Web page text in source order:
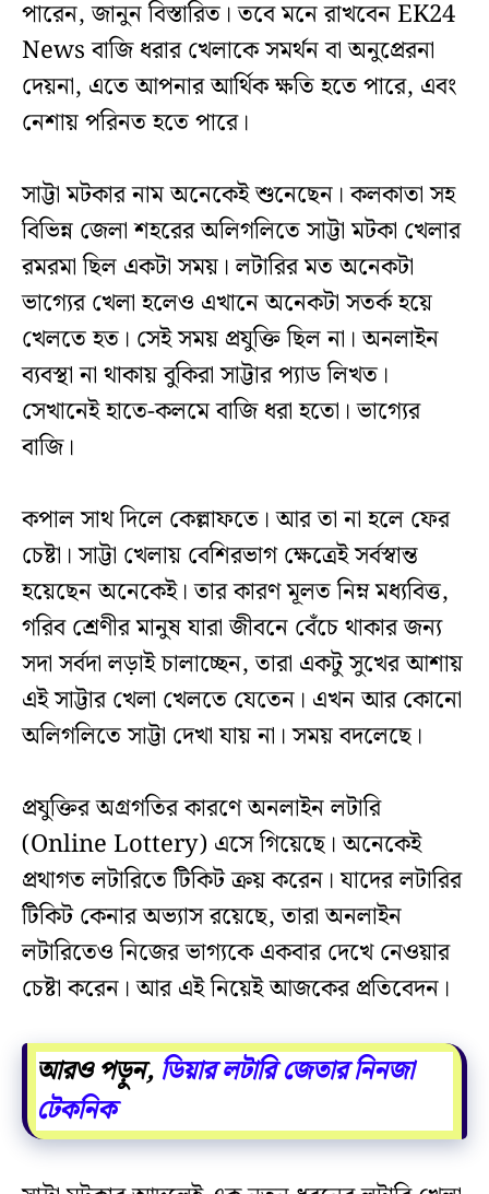
পারেন, জানুন বিস্তারিত। তবে মনে রাখবেন EK24
News বাজি ধরার খেলাকে সমর্থন বা অনুপ্রেরনা
দেয়না, এতে আপনার আর্থিক ক্ষতি হতে পারে, এবং
নেশায় পরিনত হতে পারে।
সাট্টা মটকার নাম অনেকেই শুনেছেন। কলকাতা সহ
বিভিন্ন জেলা শহরের অলিগলিতে সাট্টা মটকা খেলার
রমরমা ছিল একটা সময়। লটারির মত অনেকটা
ভাগ্যের খেলা হলেও এখানে অনেকটা সতর্ক হয়ে
খেলতে হত। সেই সময় প্রযুক্তি ছিল না। অনলাইন
ব্যবস্থা না থাকায় বুকিরা সাট্টার প্যাড লিখত।
সেখানেই হাতে-কলমে বাজি ধরা হতো। ভাগ্যের
বাজি।
কপাল সাথ দিলে কেল্লাফতে। আর তা না হলে ফের
চেষ্টা। সাট্টা খেলায় বেশিরভাগ ক্ষেত্রেই সর্বস্বান্ত
হয়েছেন অনেকেই। তার কারণ মূলত নিম্ন মধ্যবিত্ত,
গরিব শ্রেণীর মানুষ যারা জীবনে বেঁচে থাকার জন্য
সদা সর্বদা লড়াই চালাচ্ছেন, তারা একটু সুখের আশায়
এই সাট্টার খেলা খেলতে যেতেন। এখন আর কোনো
অলিগলিতে সাট্টা দেখা যায় না। সময় বদলেছে।
প্রযুক্তির অগ্রগতির কারণে অনলাইন লটারি
(Online Lottery) এসে গিয়েছে। অনেকেই
প্রথাগত লটারিতে টিকিট ক্রয় করেন। যাদের লটারির
টিকিট কেনার অভ্যাস রয়েছে, তারা অনলাইন
লটারিতেও নিজের ভাগ্যকে একবার দেখে নেওয়ার
চেষ্টা করেন। আর এই নিয়েই আজকের প্রতিবেদন।
আরও পড়ুন, ডিয়ার লটারি জেতার নিনজা
টেকনিক